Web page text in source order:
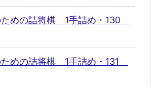
ための詰将棋 1手詰め・130
ための詰将棋 1手詰め・131